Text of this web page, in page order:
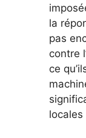
la
pas
contre
ce